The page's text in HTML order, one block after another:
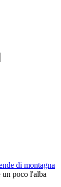
di montagna
un poco l'alba